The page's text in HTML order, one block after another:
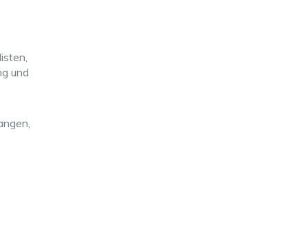
und